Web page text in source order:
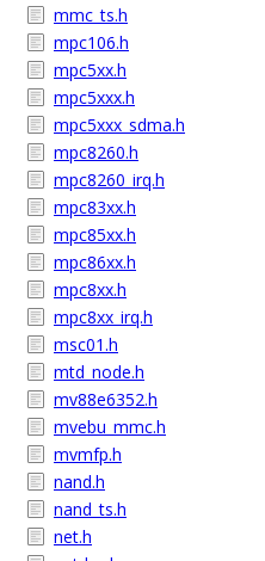
mmc_ts.h
mpc106.h
mpc5xx.h
mpc5xxx.h
mpc5xxx_sdma.h
mpc8260.h
mpc8260_irq.h
mpc83xx.h
mpc85xx.h
mpc86xx.h
mpc8xx.h
mpc8xx_irq.h
msc01.h
mtd_node.h
mv88e6352.h
mvebu_mmc.h
mvmfp.h
nand.h
nand_ts.h
net.h